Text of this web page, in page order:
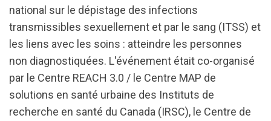
national sur le dépistage des infections
transmissibles sexuellement et par le sang (ITSS) et
les liens avec les soins : atteindre les personnes
non diagnostiquées. L'événement était co-organisé
par le Centre REACH 3.0 / le Centre MAP de
solutions en santé urbaine des Instituts de
recherche en santé du Canada (IRSC), le Centre de